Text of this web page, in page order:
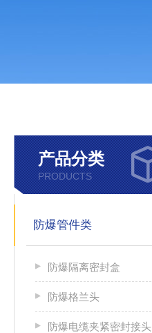
产品分类
PRODUCTS
防爆管件类
防爆隔离密封盒
防爆格兰头
防爆电缆夹紧密封接头